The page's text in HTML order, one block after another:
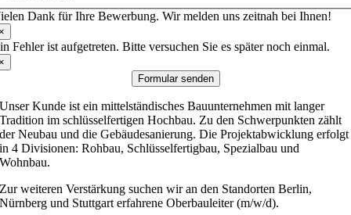
Dank für Ihre Bewerbung. Wir melden uns zeitnah bei Ihnen!
Fehler ist aufgetreten. Bitte versuchen Sie es später noch einmal.
Formular senden
Unser Kunde ist ein mittelständisches Bauunternehmen mit langer
Tradition im schlüsselfertigen Hochbau. Zu den Schwerpunkten zählt
der Neubau und die Gebäudesanierung. Die Projektabwicklung erfolgt
in 4 Divisionen: Rohbau, Schlüsselfertigbau, Spezialbau und
Wohnbau.
Zur weiteren Verstärkung suchen wir an den Standorten Berlin,
Nürnberg und Stuttgart erfahrene Oberbauleiter (m/w/d).